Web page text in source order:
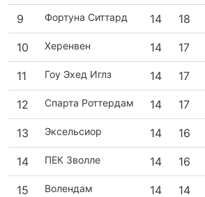
9 Фортуна Ситтард 14 18
10 Херенвен 14 17
11 Гоу Эхед Иглз 14 17
12 Спарта Роттердам 14 17
13 Эксельсиор 14 16
14 ПЕК Зволле 14 16
15 Волендам 14 14